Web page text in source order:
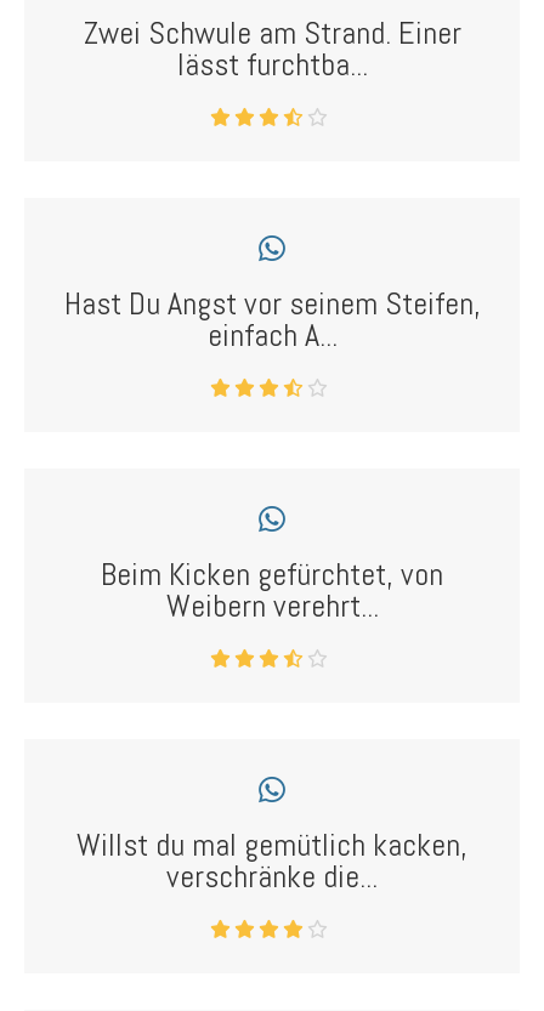
Zwei Schwule am Strand. Einer
lässt furchtba...
Hast Du Angst vor seinem Steifen,
einfach A...
Beim Kicken gefürchtet, von
Weibern verehrt...
Willst du mal gemütlich kacken,
verschränke die...